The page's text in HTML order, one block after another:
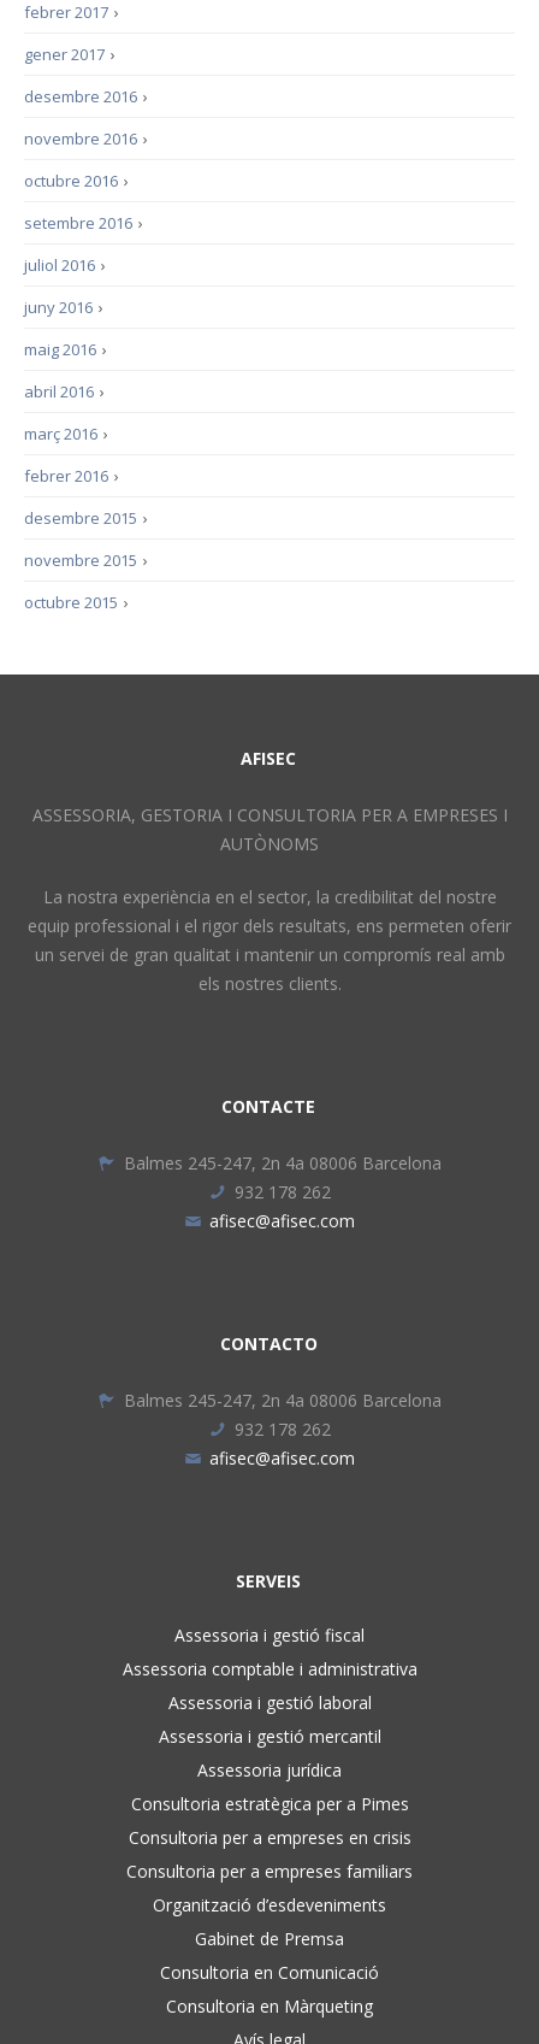
›
febrer 2017
›
gener 2017
›
desembre 2016
›
novembre 2016
›
octubre 2016
›
setembre 2016
›
juliol 2016
›
juny 2016
›
maig 2016
›
abril 2016
›
març 2016
›
febrer 2016
›
desembre 2015
›
novembre 2015
›
octubre 2015
AFISEC
ASSESSORIA, GESTORIA I CONSULTORIA PER A EMPRESES I
AUTÒNOMS
La nostra experiència en el sector, la credibilitat del nostre
equip professional i el rigor dels resultats, ens permeten oferir
un servei de gran qualitat i mantenir un compromís real amb
els nostres clients.
CONTACTE
Balmes 245-247, 2n 4a 08006 Barcelona
932 178 262
afisec@afisec.com
CONTACTO
Balmes 245-247, 2n 4a 08006 Barcelona
932 178 262
afisec@afisec.com
SERVEIS
Assessoria i gestió fiscal
Assessoria comptable i administrativa
Assessoria i gestió laboral
Assessoria i gestió mercantil
Assessoria jurídica
Consultoria estratègica per a Pimes
Consultoria per a empreses en crisis
Consultoria per a empreses familiars
Organització d’esdeveniments
Gabinet de Premsa
Consultoria en Comunicació
Consultoria en Màrqueting